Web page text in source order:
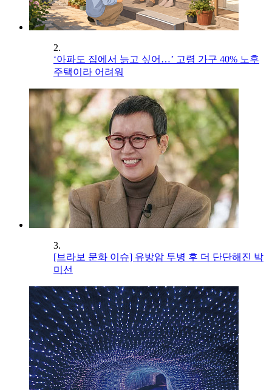
2.
‘아파도 집에서 늙고 싶어…’ 고령 가구 40% 노후
주택이라 어려워
3.
[브라보 문화 이슈] 유방암 투병 후 더 단단해진 박
미선